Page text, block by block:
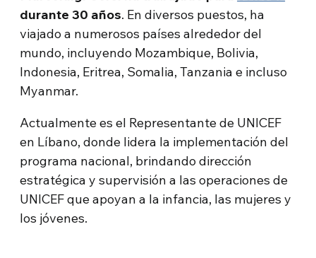
durante 30 años. En diversos puestos, ha
viajado a numerosos países alrededor del
mundo, incluyendo Mozambique, Bolivia,
Indonesia, Eritrea, Somalia, Tanzania e incluso
Myanmar.
Actualmente es el Representante de UNICEF
en Líbano, donde lidera la implementación del
programa nacional, brindando dirección
estratégica y supervisión a las operaciones de
UNICEF que apoyan a la infancia, las mujeres y
los jóvenes.